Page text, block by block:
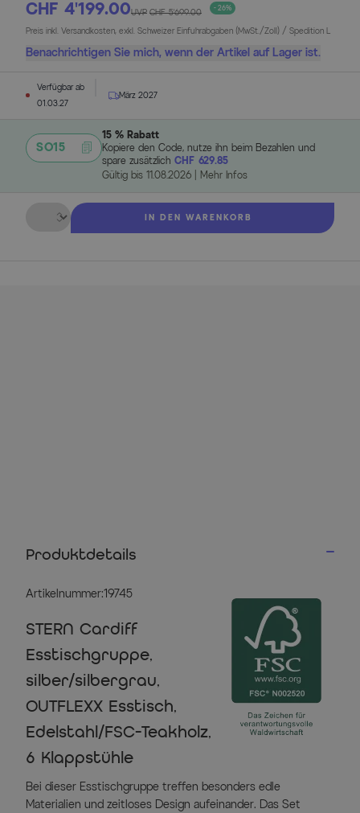
CHF 4’199.00UVP CHF 5’699.00 - 26%
Preis inkl. Versandkosten, exkl. Schweizer Einfuhrabgaben (MwSt./Zoll) / Spedition L
Benachrichtigen Sie mich, wenn der Artikel auf Lager ist.
Verfügbar ab
01.03.27
März 2027
SO15
15 % Rabatt
Kopiere den Code, nutze ihn beim Bezahlen und
spare zusätzlich CHF 629.85
Gültig bis 11.08.2026 Mehr Infos
Menge
IN DEN WARENKORB
Produktdetails
Artikelnummer:19745
STERN Cardiff
Esstischgruppe,
silber/silbergrau,
OUTFLEXX Esstisch,
Edelstahl/FSC-Teakholz,
6 Klappstühle
Bei dieser Esstischgruppe treffen besonders edle
Materialien und zeitloses Design aufeinander. Das Set